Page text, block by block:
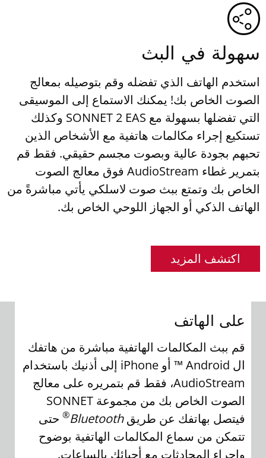
سهولة في البث
استخدم الهاتف الذي تفضله وقم بتوصيله بمعالج
الصوت الخاص بك! يمكنك الاستماع إلى الموسيقى
التي تفضلها بسهولة مع SONNET 2 EAS وكذلك
تستكيع إجراء مكالمات هاتفية مع الأشخاص الذين
تحبهم بجودة عالية وبصوت مجسم حقيقي. فقط قم
بتمرير غطاء AudioStream فوق معالج الصوت
الخاص بك وتمتع ببث صوت لاسلكي يأتي مباشرةً من
الهاتف الذكي أو الجهاز اللوحي الخاص بك.
اكتشف المزيد
على الهاتف
قم ببث المكالمات الهاتفية مباشرة من هاتفك
ال Android ™ أو iPhone إلى أذنيك باستخدام
AudioStream، فقط قم بتمريره على معالج
الصوت الخاص بك من مجموعة SONNET
فيتصل بهاتفك عن طريقBluetooth
®حتى
تتمكن من سماع المكالمات الهاتفية بوضوح
وإجراء المحادثات مع أحبائك بالساعات.